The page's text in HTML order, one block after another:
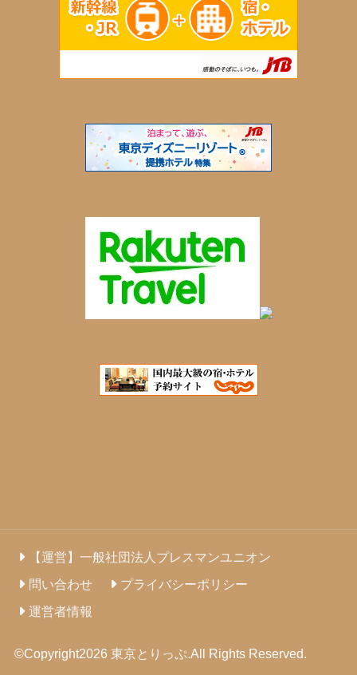
【運営】一般社団法人プレスマンユニオン
問い合わせ
プライバシーポリシー
運営者情報
©Copyright2026 東京とりっぷ.All Rights Reserved.